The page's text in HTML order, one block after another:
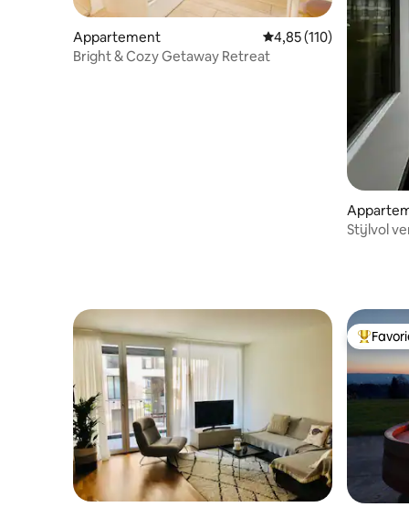
Appartement Gemiddelde
4,85 (110)
Bright & Cozy Getaway Retreat
Stijlvol
prachtig